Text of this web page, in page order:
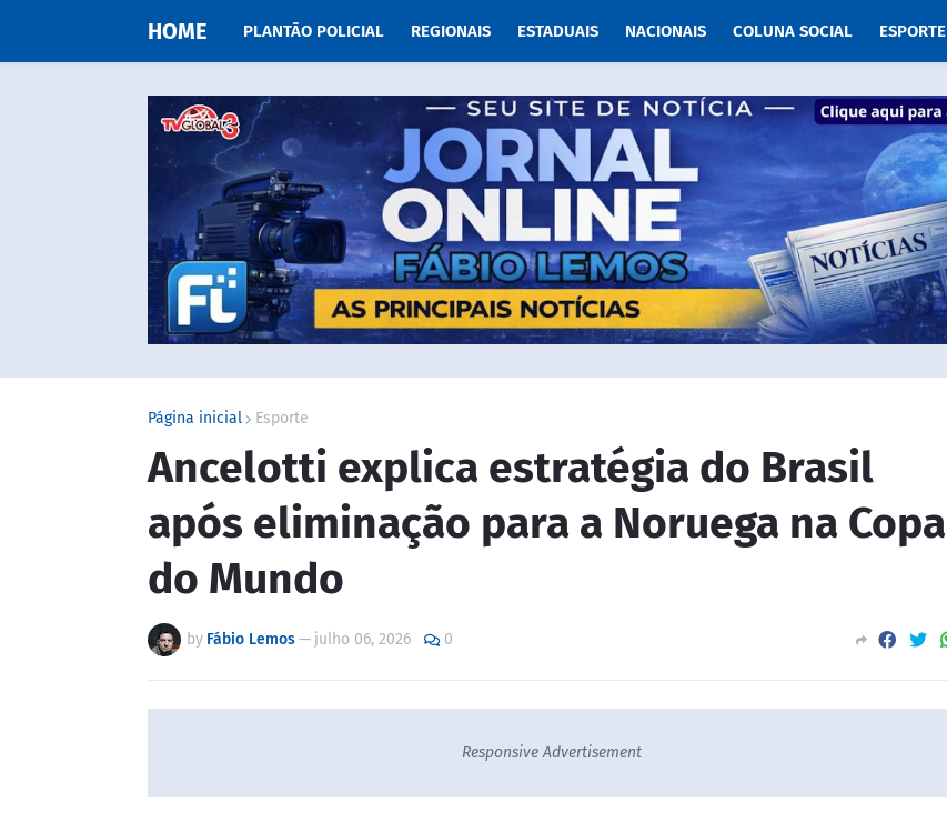
HOME PLANTÃO POLICIAL REGIONAIS ESTADUAIS NACIONAIS COLUNA SOCIAL ESPORTE
Página inicial Esporte
Ancelotti explica estratégia do Brasil
após eliminação para a Noruega na Copa
do Mundo
by Fábio Lemos— julho 06, 2026 0
Responsive Advertisement